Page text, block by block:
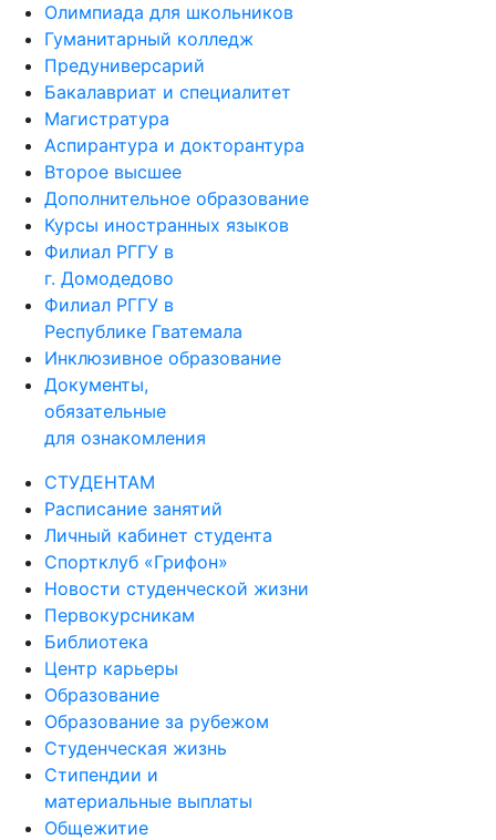
Олимпиада для школьников
Гуманитарный колледж
Предуниверсарий
Бакалавриат и специалитет
Магистратура
Аспирантура и докторантура
Второе высшее
Дополнительное образование
Курсы иностранных языков
Филиал РГГУ в
г. Домодедово
Филиал РГГУ в
Республике Гватемала
Инклюзивное образование
Документы,
обязательные
для ознакомления
СТУДЕНТАМ
Расписание занятий
Личный кабинет студента
Спортклуб «Грифон»
Новости студенческой жизни
Первокурсникам
Библиотека
Центр карьеры
Образование
Образование за рубежом
Студенческая жизнь
Стипендии и
материальные выплаты
Общежитие